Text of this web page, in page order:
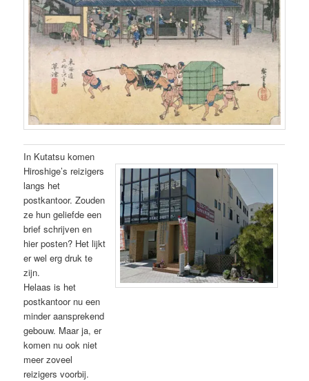
In Kutatsu komen
Hiroshige’s reizigers
langs het
postkantoor. Zouden
ze hun geliefde een
brief schrijven en
hier posten? Het lijkt
er wel erg druk te
zijn.
Helaas is het
postkantoor nu een
minder aansprekend
gebouw. Maar ja, er
komen nu ook niet
meer zoveel
reizigers voorbij.